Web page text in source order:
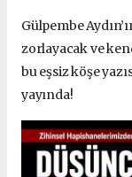
Gülpembe
zorlayacak ve
bu eşsiz köşe
yayında!